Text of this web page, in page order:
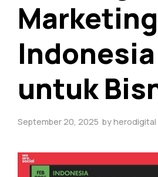
untuk
September 20, 2025 byherodigital